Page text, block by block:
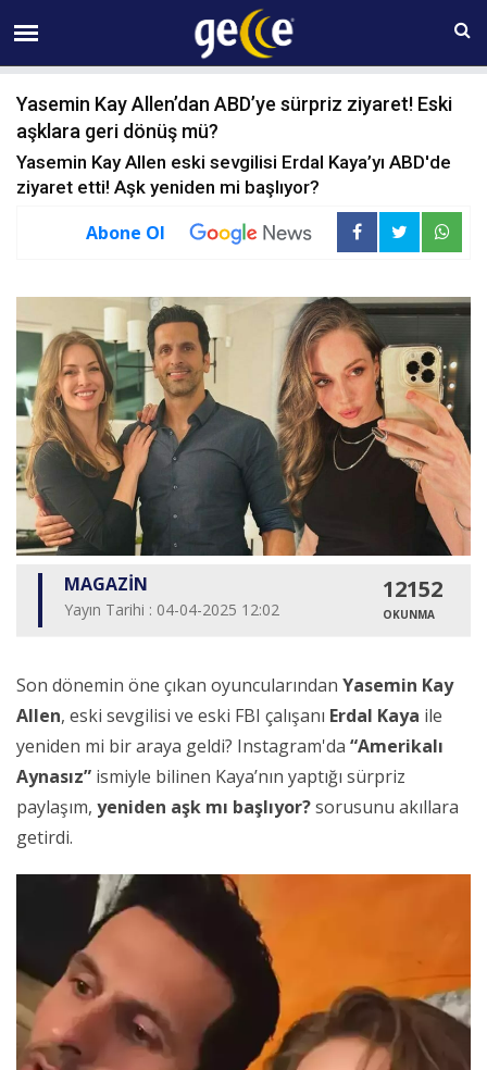
07 AĞUSTOS Cuma 12:18
Yasemin Kay Allen’dan ABD’ye sürpriz ziyaret! Eski
aşklara geri dönüş mü?
Yasemin Kay Allen eski sevgilisi Erdal Kaya’yı ABD'de
ziyaret etti! Aşk yeniden mi başlıyor?
Abone Ol
MAGAZİN
Yayın Tarihi : 04-04-2025 12:02
12152
OKUNMA
Son dönemin öne çıkan oyuncularından Yasemin Kay
Allen, eski sevgilisi ve eski FBI çalışanı Erdal Kaya ile
yeniden mi bir araya geldi? Instagram'da “Amerikalı
Aynasız” ismiyle bilinen Kaya’nın yaptığı sürpriz
paylaşım, yeniden aşk mı başlıyor?sorusunu akıllara
getirdi.